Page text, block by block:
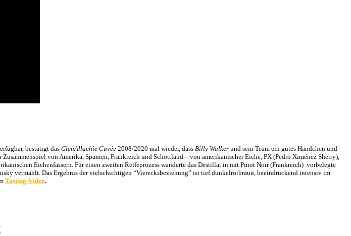
bestätigt das GlenAllachie Cuvée 2008/2020 mal wieder, dass Billy Walker und sein Team ein gutes Händchen und
Zusammenspiel von Amerika, Spanien, Frankreich und Schottland – von amerikanischer Eiche, PX (Pedro Ximénez Sherry),
Eichenfässern. Für einen zweiten Reifeprozess wanderte das Destillat in mit Pinot Noir (Frankreich) vorbelegte
vermählt. Das Ergebnis der vielschichtigen “Vierecksbeziehung” ist tief dunkelrotbraun, beeindruckend intensiv im
Tasting-Video.